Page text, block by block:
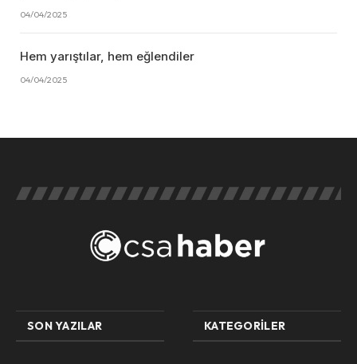
04/04/2025
Hem yarıştılar, hem eğlendiler
04/04/2025
SON YAZILAR KATEGORILER